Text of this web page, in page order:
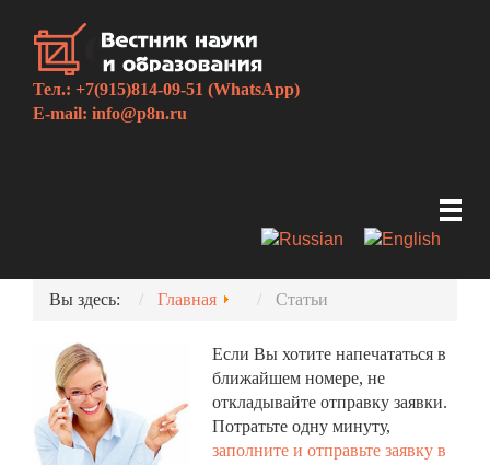
Тел.: +7(915)814-09-51 (WhatsApp)
E-mail: info@p8n.ru
Вы здесь: Главная Статьи
Если Вы хотите напечататься в
ближайшем номере, не
откладывайте отправку заявки.
Потратьте одну минуту,
заполните и отправьте заявку в